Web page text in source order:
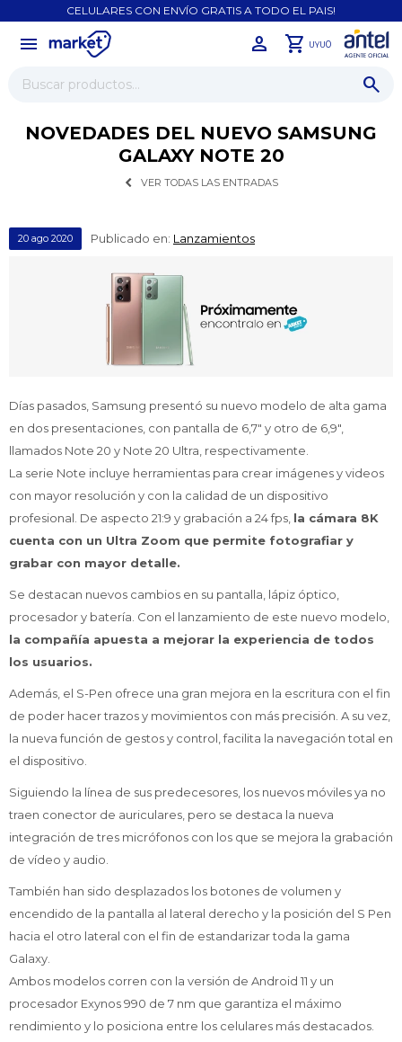
CELULARES CON ENVÍO GRATIS A TODO EL PAIS!
menu UYU0
NOVEDADES DEL NUEVO SAMSUNG
GALAXY NOTE 20
VER TODAS LAS ENTRADAS
20 ago 2020 Publicado en: Lanzamientos
Días pasados, Samsung presentó su nuevo modelo de alta gama
en dos presentaciones, con pantalla de 6,7" y otro de 6,9",
llamados Note 20 y Note 20 Ultra, respectivamente.
La serie Note incluye herramientas para crear imágenes y videos
con mayor resolución y con la calidad de un dispositivo
profesional. De aspecto 21:9 y grabación a 24 fps, la cámara 8K
cuenta con un Ultra Zoom que permite fotografiar y
grabar con mayor detalle.
Se destacan nuevos cambios en su pantalla, lápiz óptico,
procesador y batería. Con el lanzamiento de este nuevo modelo,
la compañía apuesta a mejorar la experiencia de todos
los usuarios.
Además, el S-Pen ofrece una gran mejora en la escritura con el fin
de poder hacer trazos y movimientos con más precisión. A su vez,
la nueva función de gestos y control, facilita la navegación total en
el dispositivo.
Siguiendo la línea de sus predecesores, los nuevos móviles ya no
traen conector de auriculares, pero se destaca la nueva
integración de tres micrófonos con los que se mejora la grabación
de vídeo y audio.
También han sido desplazados los botones de volumen y
encendido de la pantalla al lateral derecho y la posición del S Pen
hacia el otro lateral con el fin de estandarizar toda la gama
Galaxy.
Ambos modelos corren con la versión de Android 11 y un
procesador Exynos 990 de 7 nm que garantiza el máximo
rendimiento y lo posiciona entre los celulares más destacados.
¡Sumate a la forma más ágil de
Comprá en 3 cuotas sin recargo o hasta en
12 cuotas * ¡Solo con tu cédula!
close